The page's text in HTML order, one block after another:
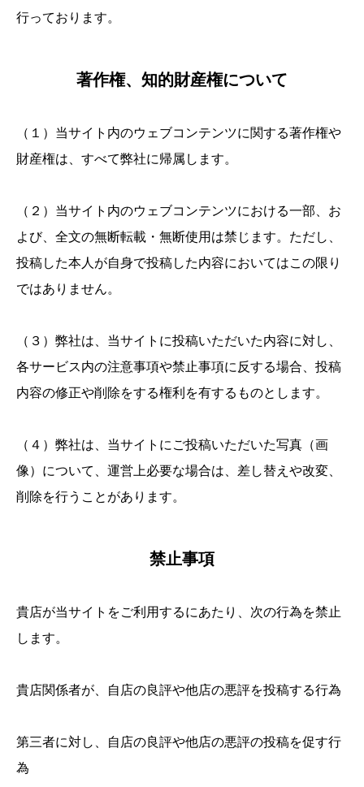
行っております。
著作権、知的財産権について
（１）当サイト内のウェブコンテンツに関する著作権や
財産権は、すべて弊社に帰属します。
（２）当サイト内のウェブコンテンツにおける一部、お
よび、全文の無断転載・無断使用は禁じます。ただし、
投稿した本人が自身で投稿した内容においてはこの限り
ではありません。
（３）弊社は、当サイトに投稿いただいた内容に対し、
各サービス内の注意事項や禁止事項に反する場合、投稿
内容の修正や削除をする権利を有するものとします。
（４）弊社は、当サイトにご投稿いただいた写真（画
像）について、運営上必要な場合は、差し替えや改変、
削除を行うことがあります。
禁止事項
貴店が当サイトをご利用するにあたり、次の行為を禁止
します。
貴店関係者が、自店の良評や他店の悪評を投稿する行為
第三者に対し、自店の良評や他店の悪評の投稿を促す行
為